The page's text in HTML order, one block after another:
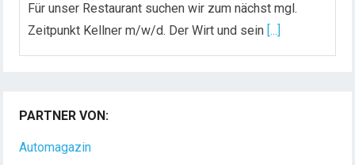
Für unser Restaurant suchen wir zum nächst mgl.
Zeitpunkt Kellner m/w/d. Der Wirt und sein [...]
Dein Arbeitsplatz mit Urlaubsfeeling Chef de Rang
(m/w/d) Du bist Gastgeber aus Leidenschaft und
PARTNER VON:
Automagazin